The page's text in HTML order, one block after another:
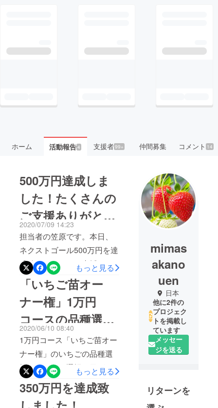
ホーム 活動報告4 支援者99+ 仲間募集 コメント 14
500万円達成しま
した！たくさんの
ご支援ありがとう
ございます！
2020/07/09 14:23
担当者の笠原です。本日、
ネクストゴール500万円を達
成致しました！ご支援・応
援していただいた皆様、本
当にありがとうございま
す！残り3日となりました
が、最後までよろしくお願
い致します。プロジェクト
終了後に、各リターンにつ
いてのご案内をお送りしま
すので、今しばらくお待ち
いただきますようお願い致
します。
もっと見る
「いちご苗オー
ナー権」1万円
コースの品種選択
について
2020/06/10 08:40
1万円コース「いちご苗オー
ナー権」のいちごの品種選
択について、選択項目が設
定できていませんでした。
ご支援いただく際、備考欄
もっと見る
350万円を達成致
mimas
akano
uen
日本
他に2件の
プロジェク
トを掲載し
ています
メッセー
ジを送る
リターンを